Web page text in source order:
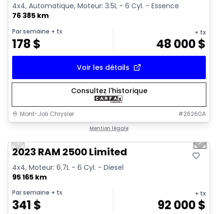
4x4, Automatique, Moteur: 3.5L - 6 Cyl. - Essence
76 385 km
Par semaine + tx
178 $
+ tx
48 000$
Voir les détails
Consultez l'historique
Mont-Joli Chrysler #26260A
Mention légale
Previous slide Next
2023 RAM 2500 Limited
4x4, Moteur: 6.7L - 6 Cyl. - Diesel
95 165 km
Par semaine + tx
341 $
+ tx
92 000$